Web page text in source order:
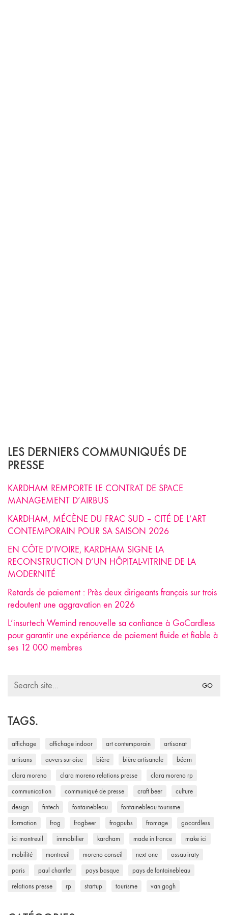
LES DERNIERS COMMUNIQUÉS DE
PRESSE
KARDHAM REMPORTE LE CONTRAT DE SPACE
MANAGEMENT D’AIRBUS
KARDHAM, MÉCÈNE DU FRAC SUD – CITÉ DE L’ART
CONTEMPORAIN POUR SA SAISON 2026
EN CÔTE D’IVOIRE, KARDHAM SIGNE LA
RECONSTRUCTION D’UN HÔPITAL-VITRINE DE LA
MODERNITÉ
Retards de paiement : Près deux dirigeants français sur trois
redoutent une aggravation en 2026
L’insurtech Wemind renouvelle sa confiance à GoCardless
pour garantir une expérience de paiement fluide et fiable à
ses 12 000 membres
Search
TAGS.
affichage affichage indoor art contemporain artisanat
artisans auvers-sur-oise bière bière artisanale béarn
clara moreno clara moreno relations presse clara moreno rp
communication communiqué de presse craft beer culture
design fintech fontainebleau fontainebleau tourisme
formation frog frogbeer frogpubs fromage gocardless
ici montreuil immobilier kardham made in france make ici
mobilité montreuil moreno conseil next one ossau-iraty
paris paul chantler pays basque pays de fontainebleau
relations presse rp startup tourisme van gogh